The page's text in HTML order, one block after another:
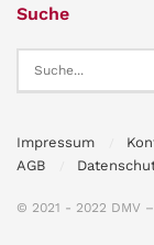
Suche
Impressum
AGB
© 2021 - 2022 DMV